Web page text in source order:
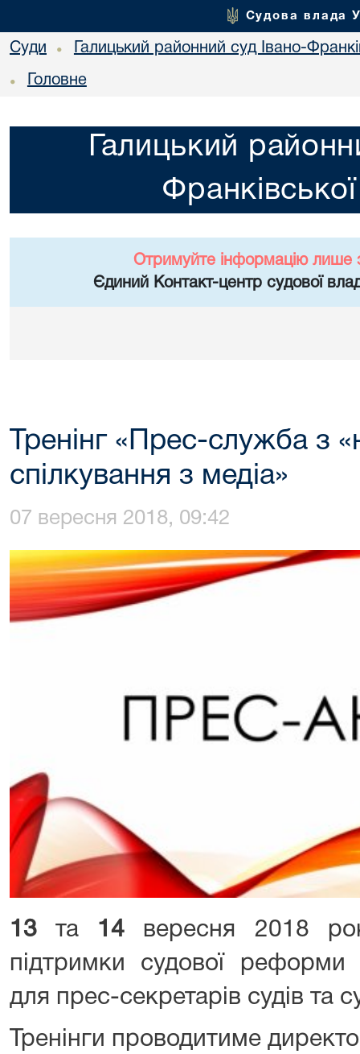
Судова влада
Суди • Галицький районний суд Івано-
• Головне
Галицький
Отримуйте інформацію лише
Єдиний Контакт-центр судової
Тренінг «Прес-служба з
спілкування з медіа»
07 вересня 2018, 09:42
13та 14 вересня 2018
підтримки судової реформи
для прес-секретарів судів та
Тренінги проводитиме